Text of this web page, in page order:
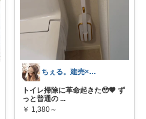
ちぇる。建売×暖色お家づくり
トイレ掃除に革命起きた🥹🤎 ず
っと普通の ...
￥ 1,380～